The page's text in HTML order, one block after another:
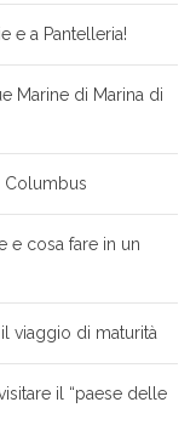
e a Pantelleria!
Marine di Marina di
Columbus
e cosa fare in un
viaggio di maturità
il “paese delle